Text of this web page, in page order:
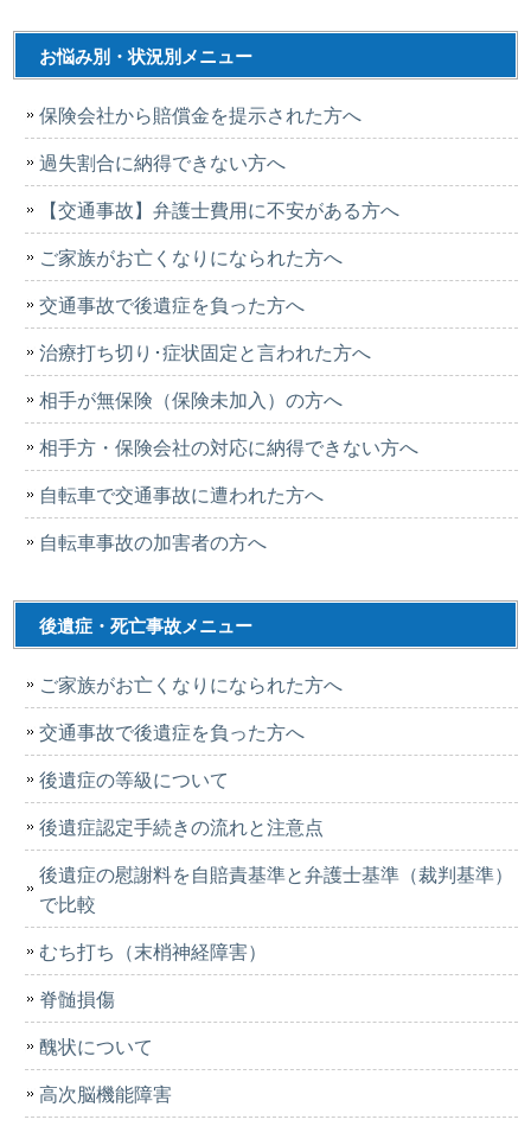
お悩み別・状況別メニュー
保険会社から賠償金を提示された方へ
過失割合に納得できない方へ
【交通事故】弁護士費用に不安がある方へ
ご家族がお亡くなりになられた方へ
交通事故で後遺症を負った方へ
治療打ち切り･症状固定と言われた方へ
相手が無保険（保険未加入）の方へ
相手方・保険会社の対応に納得できない方へ
自転車で交通事故に遭われた方へ
自転車事故の加害者の方へ
後遺症・死亡事故メニュー
ご家族がお亡くなりになられた方へ
交通事故で後遺症を負った方へ
後遺症の等級について
後遺症認定手続きの流れと注意点
後遺症の慰謝料を自賠責基準と弁護士基準（裁判基準）
で比較
むち打ち（末梢神経障害）
脊髄損傷
醜状について
高次脳機能障害